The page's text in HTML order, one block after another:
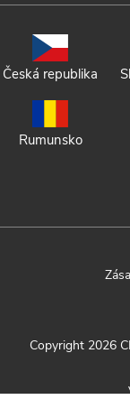
Česká republika
Rumunsko
Copyright 2026